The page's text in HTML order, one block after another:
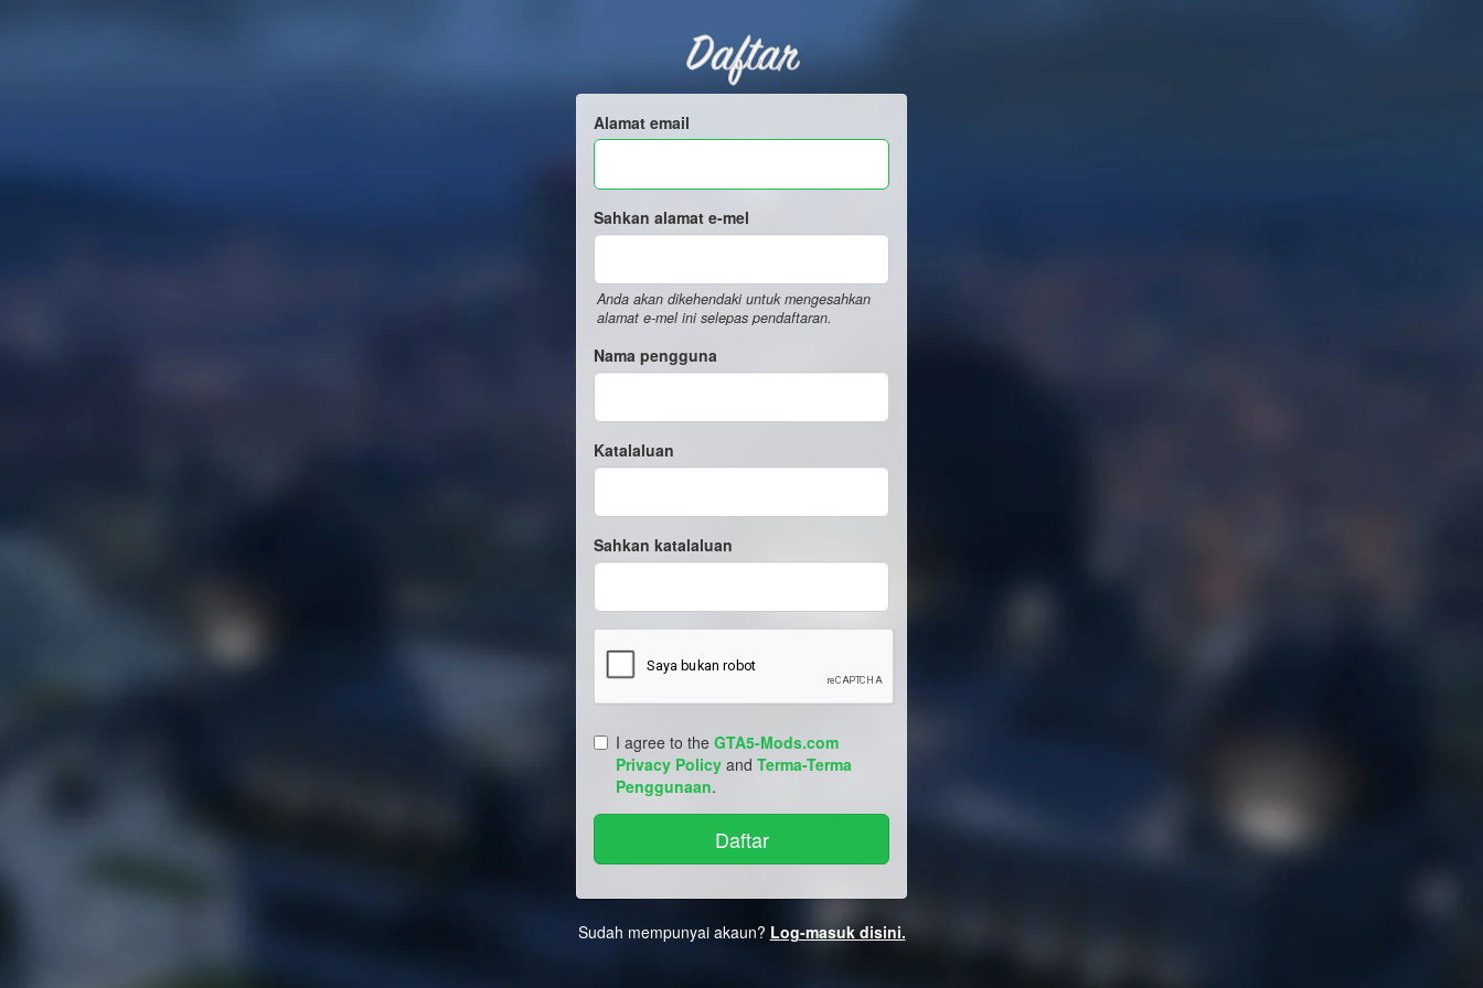
Daftar
Alamat email
Sahkan alamat e-mel
Anda akan dikehendaki untuk mengesahkan
alamat e-mel ini selepas pendaftaran.
Nama pengguna
Katalaluan
Sahkan katalaluan
I agree to the GTA5-Mods.com
Privacy Policy and Terma-Terma
Penggunaan.
Sudah mempunyai akaun? Log-masuk disini.